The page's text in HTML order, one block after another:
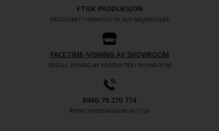
ETISK PRODUKSJON
PRODUSERT I HENHOLD TIL EUS MILJØREGLER
FACETIME-VISNING AV SHOWROOM
BESTILL VISNING AV PRODUKTER I SHOWROOM
RING 70 270 774
ÅPENT HVERDAGER 08:30-17.00